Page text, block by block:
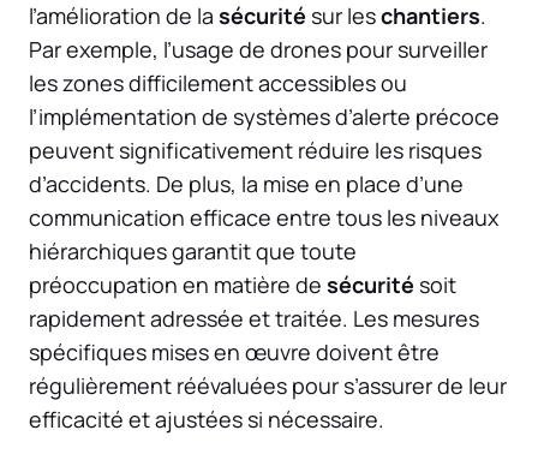
l’amélioration de la sécurité sur leschantiers.
Par exemple, l’usage de drones pour surveiller
les zones difficilement accessibles ou
l’implémentation de systèmes d’alerte précoce
peuvent significativement réduire les risques
d’accidents. De plus, la mise en place d’une
communication efficace entre tous les niveaux
hiérarchiques garantit que toute
préoccupation en matière de sécurité soit
rapidement adressée et traitée. Les mesures
spécifiques mises en œuvre doivent être
régulièrement réévaluées pour s’assurer de leur
efficacité et ajustées si nécessaire.